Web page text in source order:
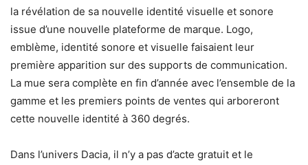
la révélation de sa nouvelle identité visuelle et sonore
issue d’une nouvelle plateforme de marque. Logo,
emblème, identité sonore et visuelle faisaient leur
première apparition sur des supports de communication.
La mue sera complète en fin d’année avec l’ensemble de la
gamme et les premiers points de ventes qui arboreront
cette nouvelle identité à 360 degrés.
Dans l’univers Dacia, il n’y a pas d’acte gratuit et le